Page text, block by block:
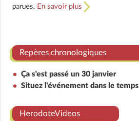
parues. En savoir plus
Repères chronologiques
Ça s'est passé un 30 janvier
Situez l'événement dans le temps
HerodoteVideos